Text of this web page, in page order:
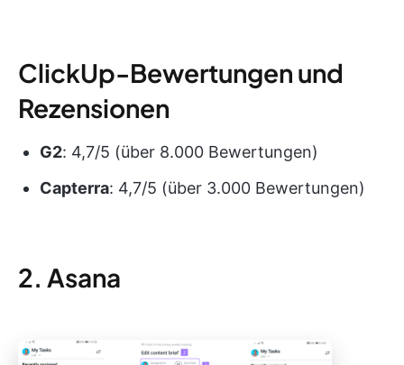
ClickUp-Bewertungen und
Rezensionen
G2: 4,7/5 (über 8.000 Bewertungen)
Capterra: 4,7/5 (über 3.000 Bewertungen)
2. Asana